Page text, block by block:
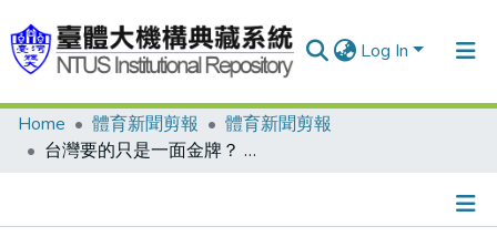
Log In
Communities & Collections
Home 體育新聞剪報
體育新聞剪報
台灣要的只是一面金牌？ 領導非人 全民體育未見落實 若仍短視迷信奪牌強項 下場會更慘